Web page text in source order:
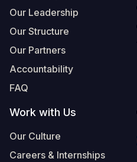
Our Leadership
Our Structure
Our Partners
Accountability
FAQ
Work with Us
Our Culture
Careers & Internships